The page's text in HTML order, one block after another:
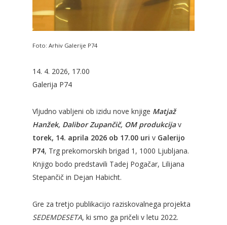
Foto: Arhiv Galerije P74
14. 4. 2026, 17.00
Galerija P74
Vljudno vabljeni ob izidu nove knjige Matjaž
Hanžek, Dalibor Zupančič, OM produkcijav
torek, 14. aprila 2026 ob 17.00 uri v Galerijo
P74, Trg prekomorskih brigad 1, 1000 Ljubljana.
Knjigo bodo predstavili Tadej Pogačar, Lilijana
Stepančič in Dejan Habicht.
Gre za tretjo publikacijo raziskovalnega projekta
SEDEMDESETA, ki smo ga pričeli v letu 2022.